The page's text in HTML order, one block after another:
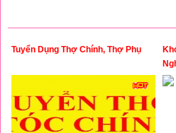
Tuyển Dụng Thợ Chính, Thợ Phụ